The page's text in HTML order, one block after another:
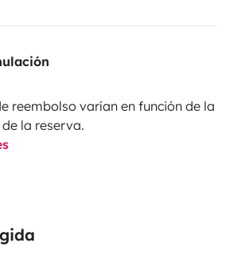
reembolso varían en función de la
la reserva.